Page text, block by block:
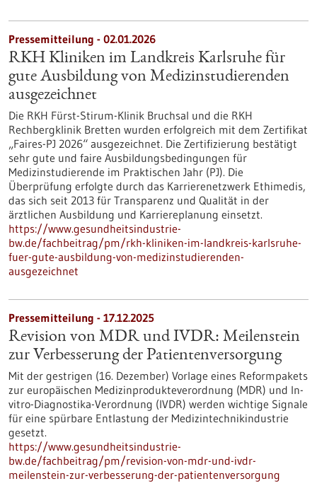
Pressemitteilung - 02.01.2026
RKH Kliniken im Landkreis Karlsruhe für
gute Ausbildung von Medizinstudierenden
ausgezeichnet
Die RKH Fürst-Stirum-Klinik Bruchsal und die RKH
Rechbergklinik Bretten wurden erfolgreich mit dem Zertifikat
„Faires-PJ 2026“ ausgezeichnet. Die Zertifizierung bestätigt
sehr gute und faire Ausbildungsbedingungen für
Medizinstudierende im Praktischen Jahr (PJ). Die
Überprüfung erfolgte durch das Karrierenetzwerk Ethimedis,
das sich seit 2013 für Transparenz und Qualität in der
ärztlichen Ausbildung und Karriereplanung einsetzt.
https://www.gesundheitsindustrie-
bw.de/fachbeitrag/pm/rkh-kliniken-im-landkreis-karlsruhe-
fuer-gute-ausbildung-von-medizinstudierenden-
ausgezeichnet
Pressemitteilung - 17.12.2025
Revision von MDR und IVDR: Meilenstein
zur Verbesserung der Patientenversorgung
Mit der gestrigen (16. Dezember) Vorlage eines Reformpakets
zur europäischen Medizinprodukteverordnung (MDR) und In-
vitro-Diagnostika-Verordnung (IVDR) werden wichtige Signale
für eine spürbare Entlastung der Medizintechnikindustrie
gesetzt.
https://www.gesundheitsindustrie-
bw.de/fachbeitrag/pm/revision-von-mdr-und-ivdr-
meilenstein-zur-verbesserung-der-patientenversorgung